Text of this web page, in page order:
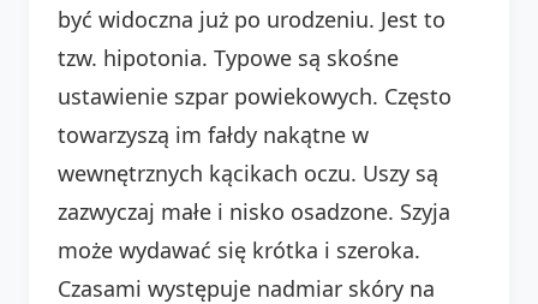
być widoczna już po urodzeniu. Jest to
tzw. hipotonia. Typowe są skośne
ustawienie szpar powiekowych. Często
towarzyszą im fałdy nakątne w
wewnętrznych kącikach oczu. Uszy są
zazwyczaj małe i nisko osadzone. Szyja
może wydawać się krótka i szeroka.
Czasami występuje nadmiar skóry na